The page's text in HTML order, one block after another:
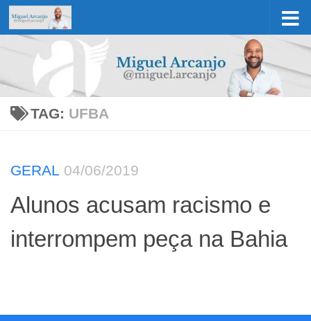
Skip to content
TAG: UFBA
GERAL 04/06/2019
Alunos acusam racismo e
interrompem peça na Bahia